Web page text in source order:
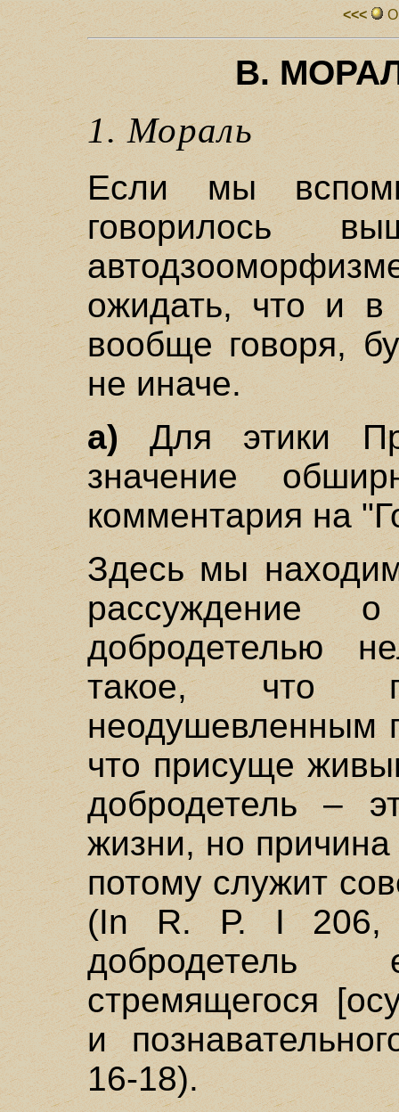
<<<
В.
1. Мораль
Если мы
говорилось
ожидать, что и в
вообще говоря,
не иначе.
а)Для этики
значение
комментария на
Здесь мы
рассуждение
добродетелью
такое, что
неодушевленным
что присуще
добродетель –
жизни, но
потому служит
(In R. Р. I 206,
добродетель
стремящегося
и
16-18).